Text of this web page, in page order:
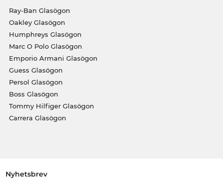
Ray-Ban Glasögon
Oakley Glasögon
Humphreys Glasögon
Marc O Polo Glasögon
Emporio Armani Glasögon
Guess Glasögon
Persol Glasögon
Boss Glasögon
Tommy Hilfiger Glasögon
Carrera Glasögon
Nyhetsbrev